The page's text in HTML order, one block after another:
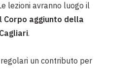
lezioni avranno luogo il
Corpo aggiunto della
.
un contributo per